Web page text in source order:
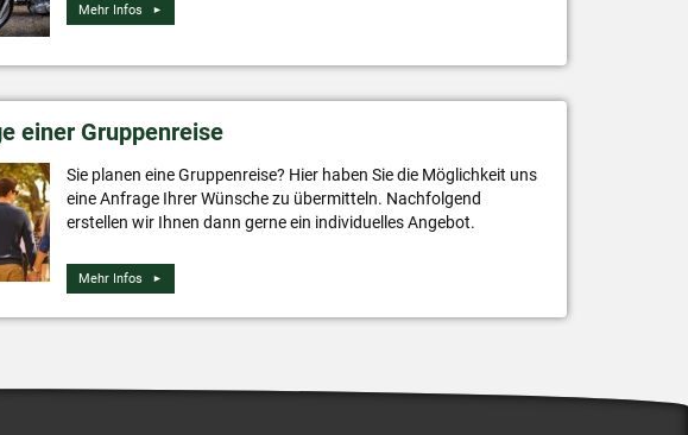
Mehr Infos
einer Gruppenreise
Sie planen eine Gruppenreise? Hier haben Sie die Möglichkeit uns
eine Anfrage Ihrer Wünsche zu übermitteln. Nachfolgend
erstellen wir Ihnen dann gerne ein individuelles Angebot.
Mehr Infos